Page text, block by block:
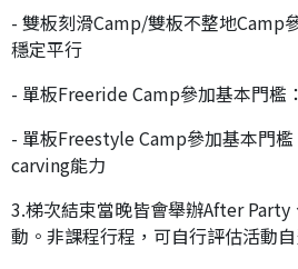
- 雙板刻滑Camp/雙板不整地Camp
穩定平行
- 單板Freeride Camp參加基本門檻
- 單板Freestyle Camp參加基本門
carving能力
3.梯次結束當晚皆會舉辦After
動。非課程行程，可自行評估活動自